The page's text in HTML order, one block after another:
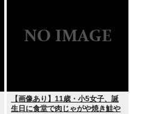
【画像あり】11歳・小5女子、誕
生日に食堂で肉じゃがや焼き鮭や